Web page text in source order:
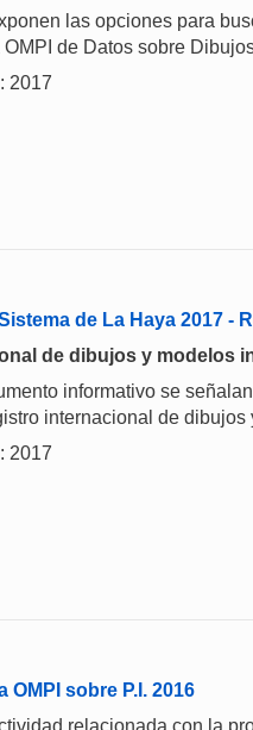
las opciones para
de Datos sobre
2017
de La Haya 2017 -
de dibujos y modelos
informativo se
internacional de
2017
OMPI sobre P.I. 2016